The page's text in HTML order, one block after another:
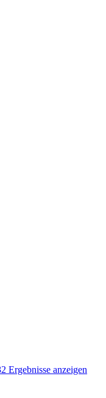
Ergebnisse anzeigen